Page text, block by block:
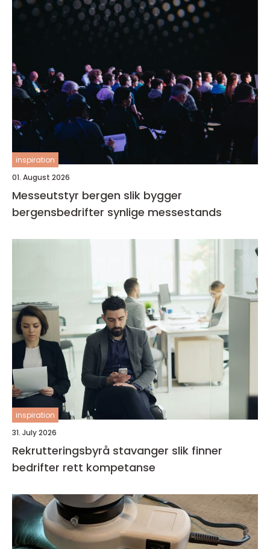
inspiration
01. August 2026
Messeutstyr bergen slik bygger
bergensbedrifter synlige messestands
inspiration
31. July 2026
Rekrutteringsbyrå stavanger slik finner
bedrifter rett kompetanse